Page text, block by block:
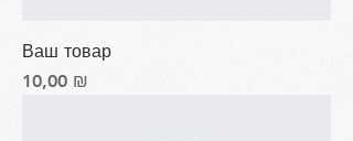
Ваш товар
Цена
10,00 ₪